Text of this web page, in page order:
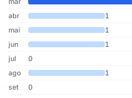
abr
1
mai
1
jun
1
jul
0
ago
1
set
0